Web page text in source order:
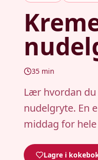
35 min
Lær hvordan
nudelgryte. En
middag for
Lagre i